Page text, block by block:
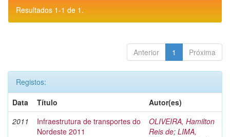
Resultados 1-1 de 1.
Anterior 1 Próxima
Registos:
Data
Título
Autor(es)
2011
Infraestrutura de transportes do
Nordeste 2011
OLIVEIRA, Hamilton
Reis de; LIMA,